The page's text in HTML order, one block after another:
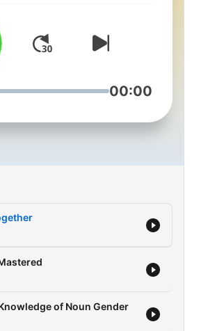
for
00:00
of Noun Gender